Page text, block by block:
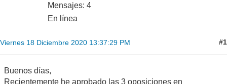
Mensajes: 4
En línea
Viernes 18 Diciembre 2020 13:37:29 PM #1
Buenos días,
Recientemente he aprobado las 3 oposiciones en